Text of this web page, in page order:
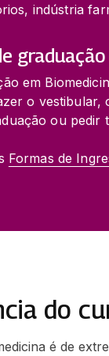
indústria
em
o
ou pedir
Formas de
do
é de